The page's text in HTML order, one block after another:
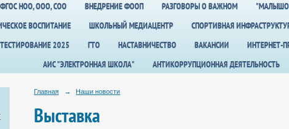
НОО, ООО, СОО
ВНЕДРЕНИЕ ФООП РАЗГОВОРЫ О ВАЖНОМ
ВОСПИТАНИЕ
ШКОЛЬНЫЙ МЕДИАЦЕНТР СПОРТИВНАЯ
2025
ГТО НАСТАВНИЧЕСТВО ВАКАНСИИ ИНТЕРНЕТ-
АИС "ЭЛЕКТРОННАЯ ШКОЛА"
АНТИКОРРУПЦИОННАЯ ДЕЯТЕЛЬНОСТЬ
Главная → Наши новости
Выставка